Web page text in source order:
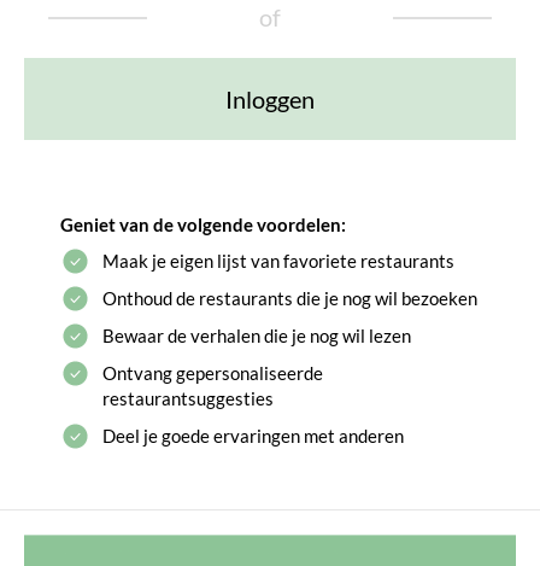
of
Inloggen
Geniet van de volgende voordelen:
Maak je eigen lijst van favoriete restaurants
Onthoud de restaurants die je nog wil bezoeken
Bewaar de verhalen die je nog wil lezen
Ontvang gepersonaliseerde
restaurantsuggesties
Deel je goede ervaringen met anderen